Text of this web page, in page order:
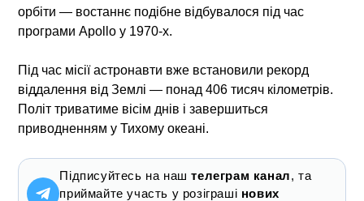
орбіти — востаннє подібне відбувалося під час
програми Apollo у 1970-х.
Під час місії астронавти вже встановили рекорд
віддалення від Землі — понад 406 тисяч кілометрів.
Політ триватиме вісім днів і завершиться
приводненням у Тихому океані.
Підписуйтесь на наштелеграм канал, та
приймайте участь у розіграші нових